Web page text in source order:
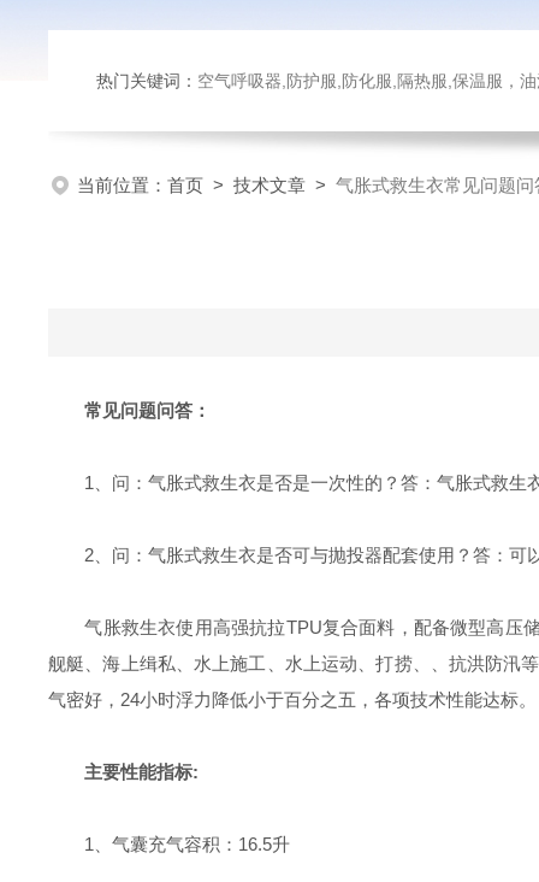
热门关键词： 空气呼吸器,防护服,防化服,隔热服,保温服，
当前位置： 首页 > 技术文章 > 气胀式救生衣常见问题问
常见问题问答：
1、问：气胀式救生衣是否是一次性的？答：气胀式救生
2、问：气胀式救生衣是否可与抛投器配套使用？答：可
气胀救生衣使用高强抗拉TPU复合面料，配备微型高压储
舰艇、海上缉私、水上施工、水上运动、打捞、、抗洪防汛
气密好，24小时浮力降低小于百分之五，各项技术性能达标
主要性能指标:
1、气囊充气容积：16.5升